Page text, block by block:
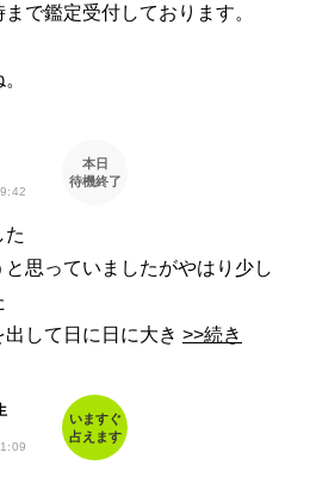
で鑑定受付しております。
本日
待機終了
た
思っていましたがやはり少し
して日に日に大き >>続き
いますぐ
占えます